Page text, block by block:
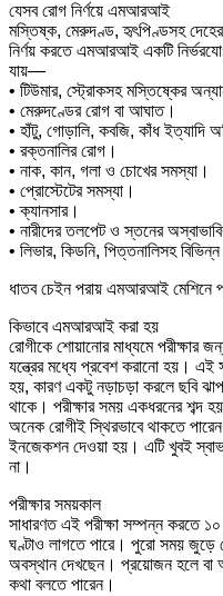
যেসব রোগ নির্ণয়ে এমআরআই
মস্তিষ্ক, মেরুদণ্ড, হৃৎপিণ্ডসহ
নির্ণয় করতে এমআরআই একটি
যায়—
• টিউমার, স্ট্রোকসহ মস্তিষ্কের
• মেরুদণ্ডের রোগ বা আঘাত।
• হাঁটু, গোড়ালি, কবজি, কাঁধ ইত্যাদি
• রক্তনালির রোগ।
• নাক, কান, গলা ও চোখের সমস্যা।
• প্রোস্টেটের সমস্যা।
• ক্যানসার।
• নারীদের তলপেট ও স্তনের
• লিভার, কিডনি, পিত্তনালিসহ
ধাতব চেইন পরায় এমআরআই মেশিনে
কিভাবে এমআরআই করা হয়
রোগীকে শোয়ানোর মাধ্যমে
যন্ত্রের মধ্যে প্রবেশ করানো হয়।
হয়, কারণ একটু নড়াচড়া করলে ছবি
থাকে। পরীক্ষার সময় একধরনের শব্দ
অনেক রোগীই স্থিরভাবে থাকতে
ইনজেকশন দেওয়া হয়। এটি খুবই
না।
পরীক্ষার সময়কাল
সাধারণত এই পরীক্ষা সম্পন্ন করতে
ঘণ্টাও লাগতে পারে। পুরো সময় জুড়ে
অবস্থান দেখছেন। প্রয়োজন হলে বা
কথা বলতে পারেন।